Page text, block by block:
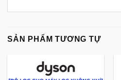
SẢN PHẨM TƯƠNG TỰ